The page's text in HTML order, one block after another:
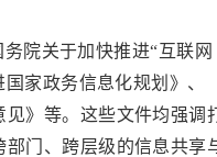
院关于加快推进“互联网
家政务信息化规划》、
见》等。这些文件均强调
门、跨层级的信息共享